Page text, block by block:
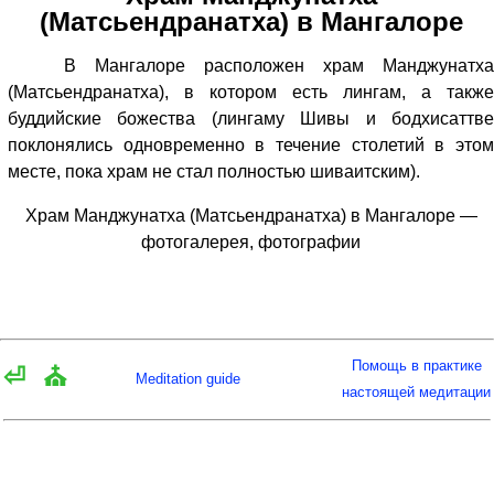
(Матсьендранатха) в Мангалоре
В Мангалоре расположен храм Манджунатха
(Матсьендранатха), в котором есть лингам, а также
буддийские божества (лингаму Шивы и бодхисаттве
поклонялись одновременно в течение столетий в этом
месте, пока храм не стал полностью шиваитским).
Храм Манджунатха (Матсьендранатха) в Мангалоре —
фотогалерея, фотографии
⏎ ⛪ Meditation guide
Помощь в практике
настоящей медитации